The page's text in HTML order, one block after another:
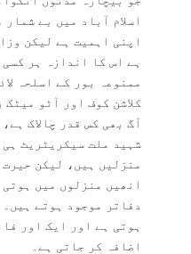
اسلام آباد میں بے
اپنی اہمیت ہے لیکن
ہے اس کا اندازہ ہر
ممنوعہ بور کے اسلحہ
کلاشن کوف اور آٹو میٹک
آگ بھی کس قدر چالاک
شہید ملت سیکریٹریٹ ہی
منزلیں ہیں، لیکن
انھیں منزلوں میں
دفاتر موجود ہوتے
ہوتی ہے اور ایک اور
اضافہ کر جاتی ہے۔